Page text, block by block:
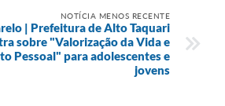
NOTÍCIA MENOS RECENTE
| Prefeitura de Alto Taquari
sobre "Valorização da Vida e
Pessoal" para adolescentes e
jovens